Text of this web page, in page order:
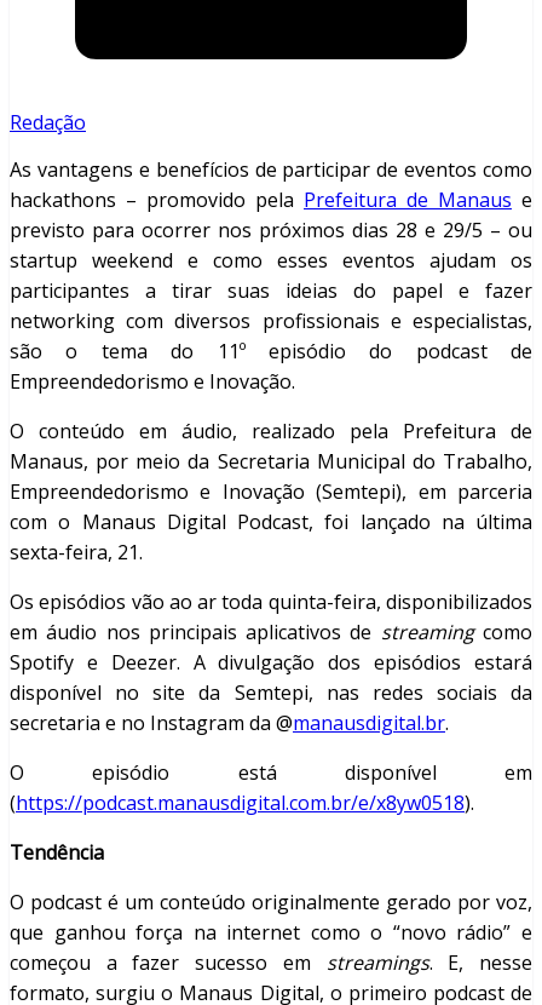
Redação
As vantagens e benefícios de participar de eventos como
hackathons – promovido pela Prefeitura de Manaus e
previsto para ocorrer nos próximos dias 28 e 29/5 – ou
startup weekend e como esses eventos ajudam os
participantes a tirar suas ideias do papel e fazer
networking com diversos profissionais e especialistas,
são o tema do 11º episódio do podcast de
Empreendedorismo e Inovação.
O conteúdo em áudio, realizado pela Prefeitura de
Manaus, por meio da Secretaria Municipal do Trabalho,
Empreendedorismo e Inovação (Semtepi), em parceria
com o Manaus Digital Podcast, foi lançado na última
sexta-feira, 21.
Os episódios vão ao ar toda quinta-feira, disponibilizados
em áudio nos principais aplicativos de streamingcomo
Spotify e Deezer. A divulgação dos episódios estará
disponível no site da Semtepi, nas redes sociais da
secretaria e no Instagram da @manausdigital.br.
O episódio está disponível em
(https://podcast.manausdigital.com.br/e/x8yw0518).
Tendência
O podcast é um conteúdo originalmente gerado por voz,
que ganhou força na internet como o “novo rádio” e
começou a fazer sucesso em streamings. E, nesse
formato, surgiu o Manaus Digital, o primeiro podcast de